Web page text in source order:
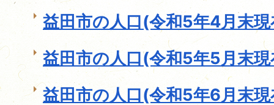
益田市の人口(令和5年4月末
益田市の人口(令和5年5月末
益田市の人口(令和5年6月末